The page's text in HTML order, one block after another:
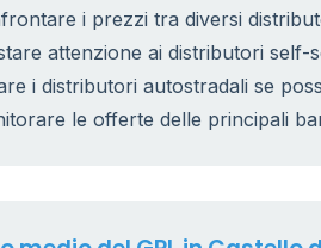
i prezzi tra diversi
attenzione ai distributori self-
i distributori autostradali se
le offerte delle principali